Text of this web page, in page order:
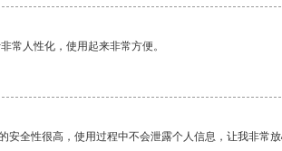
常人性化，使用起来非常方便。
安全性很高，使用过程中不会泄露个人信息，让我非常